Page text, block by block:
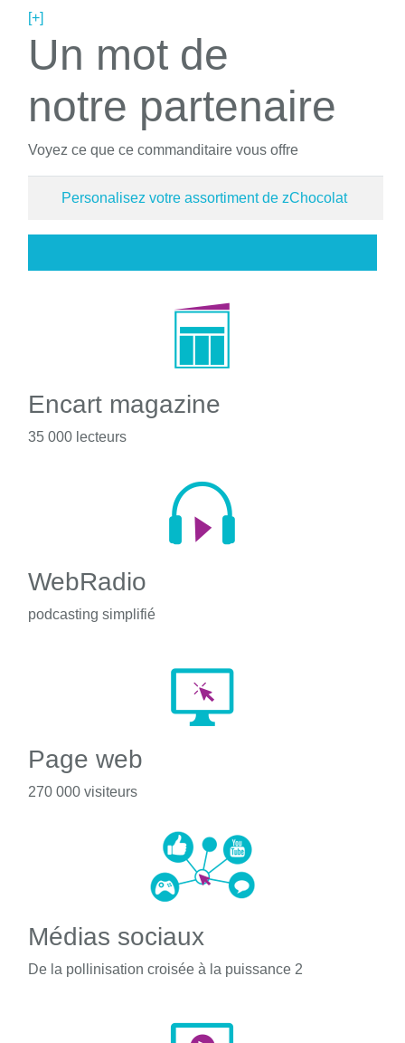
[+]
Un mot de
notre partenaire
Voyez ce que ce commanditaire vous offre
Personalisez votre assortiment de zChocolat
Encart magazine
35 000 lecteurs
WebRadio
podcasting simplifié
Page web
270 000 visiteurs
Médias sociaux
De la pollinisation croisée à la puissance 2